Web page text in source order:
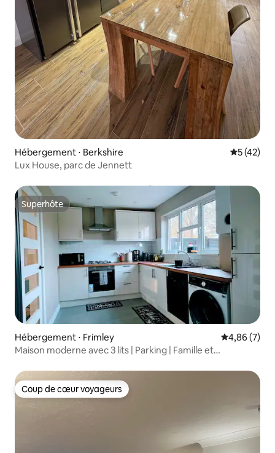
Hébergement ⋅ Berkshire
5 (42)
Lux House, parc de Jennett
Superhôte
Superhôte
Hébergement ⋅ Frimley Évaluation
4,86 (7)
Maison moderne avec 3 lits | Parking | Famille et
Coup de cœur voyageurs
Coup de cœur voyageurs